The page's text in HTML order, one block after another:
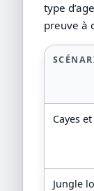
type
preuve à
Cayes
Jungle